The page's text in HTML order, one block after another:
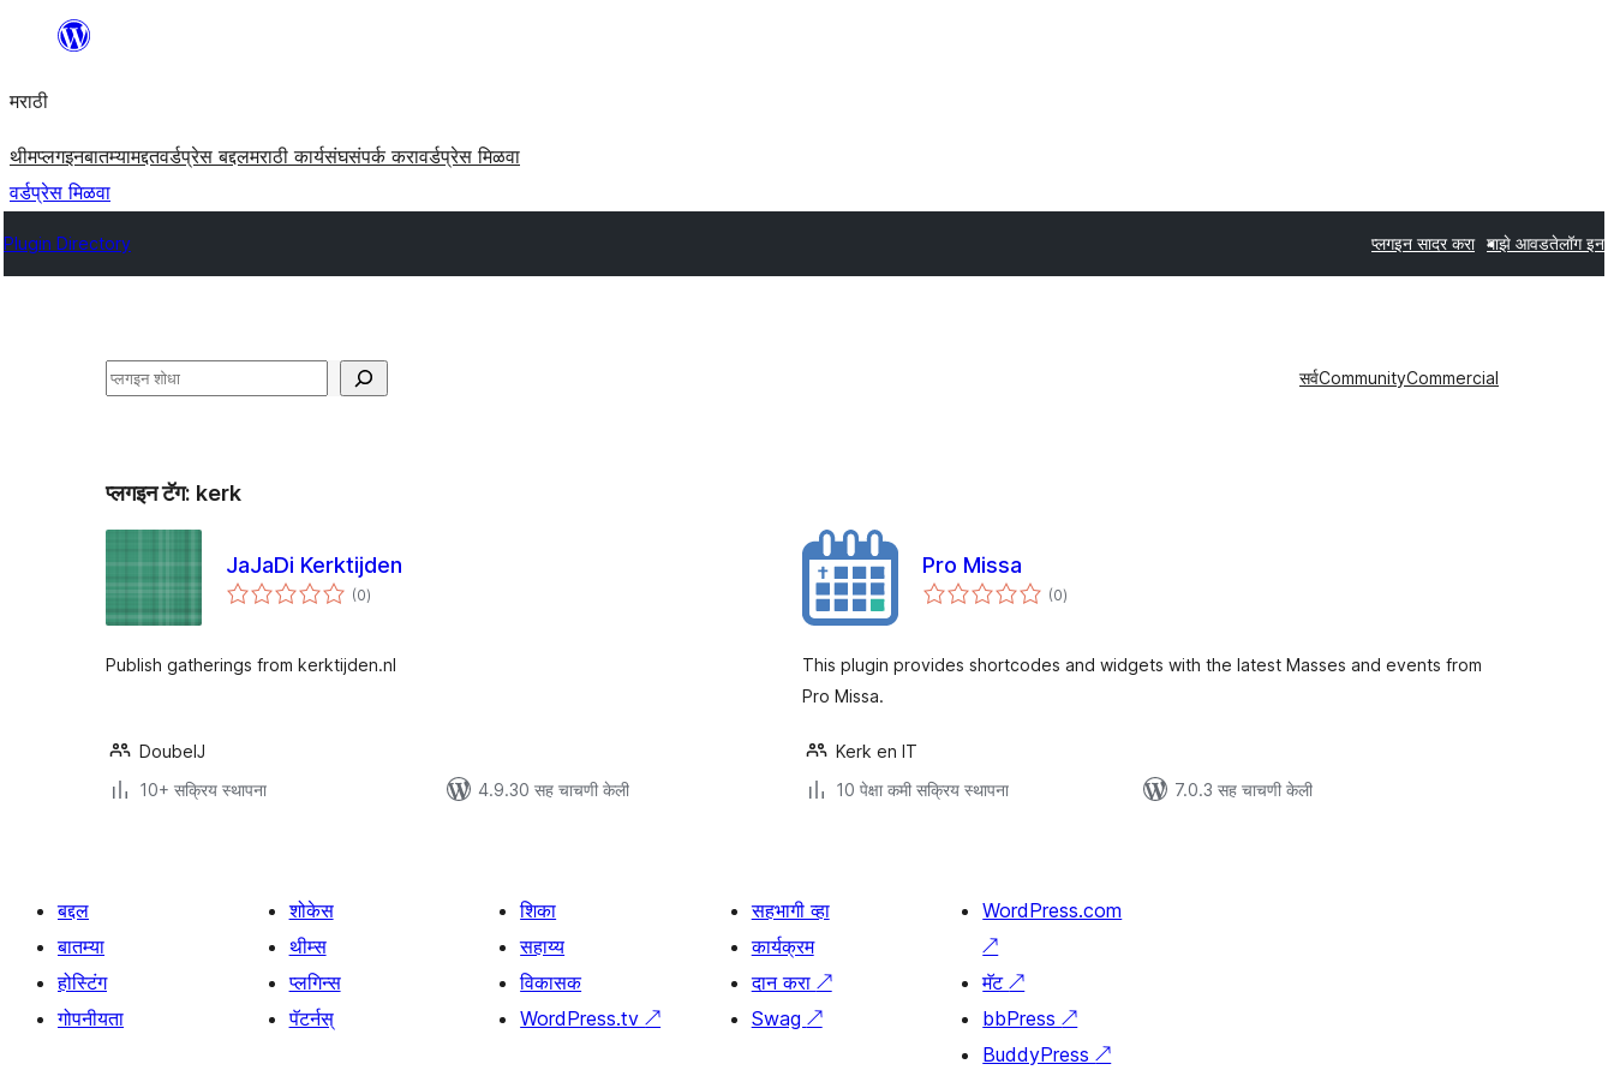
सामुग्रीवर
मराठी
थीमप्लगइनबातम्यामद्दतवर्डप्रेस बद्दलमराठी कार्यसंघसंपर्क करावर्डप्रेस मिळवा
वर्डप्रेस मिळवा
Plugin Directory प्लगइन सादर करा माझे आवडतेलॉग इन
शोधा सर्वCommunityCommercial
प्लगइन टॅग: kerk
JaJaDi Kerktijden
(0एकूण
मूल्यांकन
)
Publish gatherings from kerktijden.nl
DoubelJ
10+ सक्रिय स्थापना
4.9.30 सह चाचणी केली
Pro Missa
(0एकूण
मूल्यांकन
)
This plugin provides shortcodes and widgets with the latest Masses and events from
Pro Missa.
Kerk en IT
10 पेक्षा कमी सक्रिय स्थापना
7.0.3 सह चाचणी केली
बद्दल
बातम्या
होस्टिंग
गोपनीयता
शोकेस
थीम्स
प्लगिन्स
पॅटर्नस्
शिका
सहाय्य
विकासक
WordPress.tv↗
सहभागी व्हा
कार्यक्रम
दान करा ↗
Swag ↗
WordPress.com
↗
मॅट↗
bbPress↗
BuddyPress↗